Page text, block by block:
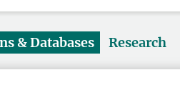
& Databases Research